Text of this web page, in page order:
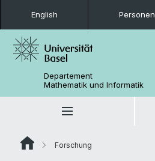
English Personen
Departement
Mathematik und Informatik
Forschung